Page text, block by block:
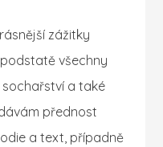
zážitky
všechny
sochařství a také
přednost
a text, případně